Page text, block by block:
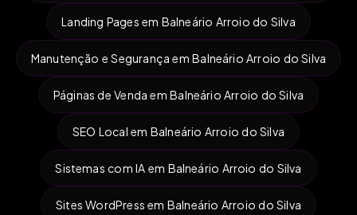
Landing Pages em Balneário Arroio do Silva
Manutenção e Segurança em Balneário Arroio do Silva
Páginas de Venda em Balneário Arroio do Silva
SEO Local em Balneário Arroio do Silva
Sistemas com IA em Balneário Arroio do Silva
Sites WordPress em Balneário Arroio do Silva